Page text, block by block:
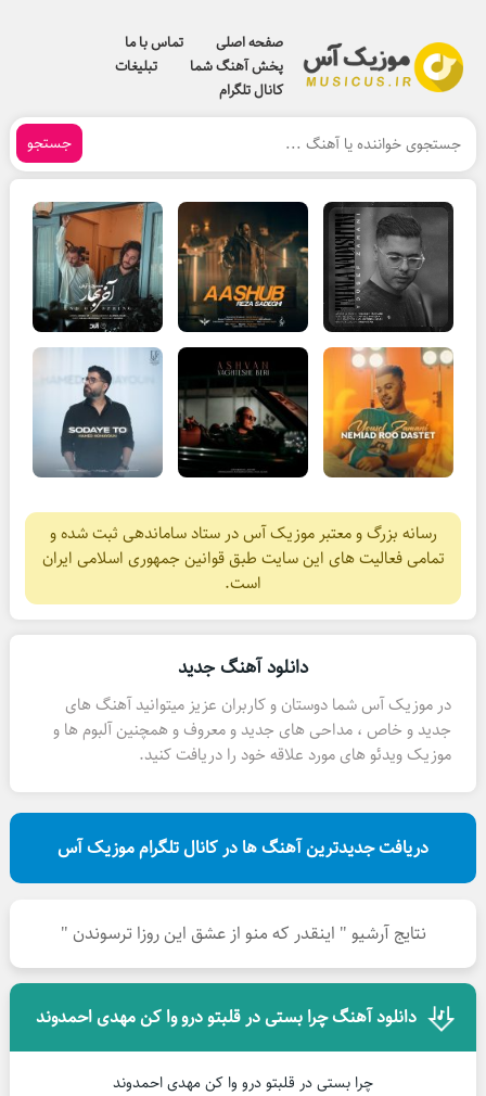
صفحه اصلی
تماس با ما
پخش آهنگ شما
تبلیغات
کانال تلگرام
جستجو
رسانه بزرگ و معتبر موزیک آس در ستاد ساماندهی ثبت شده و
تمامی فعالیت های این سایت طبق قوانین جمهوری اسلامی ایران
است.
دانلود آهنگ جدید
در موزیک آس شما دوستان و کاربران عزیز میتوانید آهنگ های
جدید و خاص ، مداحی های جدید و معروف و همچنین آلبوم ها و
موزیک ویدئو های مورد علاقه خود را دریافت کنید.
دریافت جدیدترین آهنگ ها در کانال تلگرام موزیک آس
نتایج آرشیو " اینقدر که منو از عشق این روزا ترسوندن "
دانلود آهنگ چرا بستی در قلبتو درو وا کن مهدی احمدوند
چرا بستی در قلبتو درو وا کن مهدی احمدوند